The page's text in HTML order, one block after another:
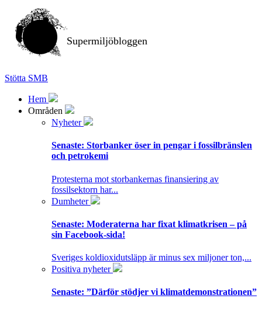
Supermiljöbloggen
Stötta SMB
Hem
Områden
Nyheter
Senaste: Storbanker öser in pengar i fossilbränslen
och petrokemi
Protesterna mot storbankernas finansiering av
fossilsektorn har...
Dumheter
Senaste: Moderaterna har fixat klimatkrisen – på
sin Facebook-sida!
Sveriges koldioxidutsläpp är minus sex miljoner ton,...
Positiva nyheter
Senaste: ”Därför stödjer vi klimatdemonstrationen”